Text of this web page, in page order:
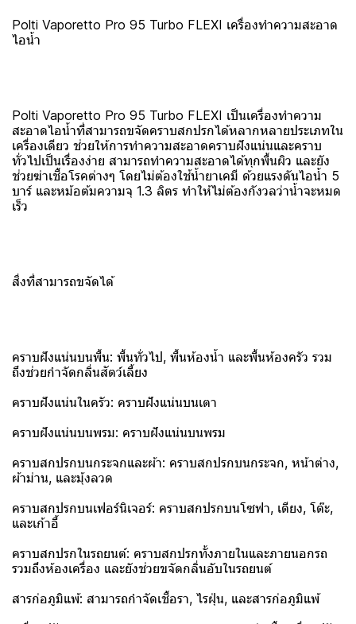
Polti Vaporetto Pro 95 Turbo FLEXI เครื่องทำความสะอาด
ไอน้ำ
Polti Vaporetto Pro 95 Turbo FLEXI เป็นเครื่องทำความ
สะอาดไอน้ำที่สามารถขจัดคราบสกปรกได้หลากหลายประเภทใน
เครื่องเดียว ช่วยให้การทำความสะอาดคราบฝังแน่นและคราบ
ทั่วไปเป็นเรื่องง่าย สามารถทำความสะอาดได้ทุกพื้นผิว และยัง
ช่วยฆ่าเชื้อโรคต่างๆ โดยไม่ต้องใช้น้ำยาเคมี ด้วยแรงดันไอน้ำ 5
บาร์ และหม้อต้มความจุ 1.3 ลิตร ทำให้ไม่ต้องกังวลว่าน้ำจะหมด
เร็ว
สิ่งที่สามารถขจัดได้
คราบฝังแน่นบนพื้น: พื้นทั่วไป, พื้นห้องน้ำ และพื้นห้องครัว รวม
ถึงช่วยกำจัดกลิ่นสัตว์เลี้ยง
คราบฝังแน่นในครัว: คราบฝังแน่นบนเตา
คราบฝังแน่นบนพรม: คราบฝังแน่นบนพรม
คราบสกปรกบนกระจกและผ้า: คราบสกปรกบนกระจก, หน้าต่าง,
ผ้าม่าน, และมุ้งลวด
คราบสกปรกบนเฟอร์นิเจอร์: คราบสกปรกบนโซฟา, เตียง, โต๊ะ,
และเก้าอี้
คราบสกปรกในรถยนต์: คราบสกปรกทั้งภายในและภายนอกรถ
รวมถึงห้องเครื่อง และยังช่วยขจัดกลิ่นอับในรถยนต์
สารก่อภูมิแพ้: สามารถกำจัดเชื้อรา, ไรฝุ่น, และสารก่อภูมิแพ้